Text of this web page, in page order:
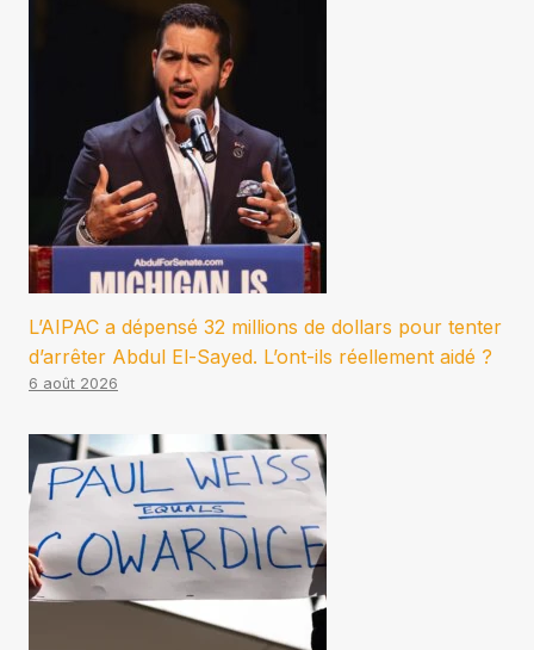
L’AIPAC a dépensé 32 millions de dollars pour tenter
d’arrêter Abdul El-Sayed. L’ont-ils réellement aidé ?
6 août 2026